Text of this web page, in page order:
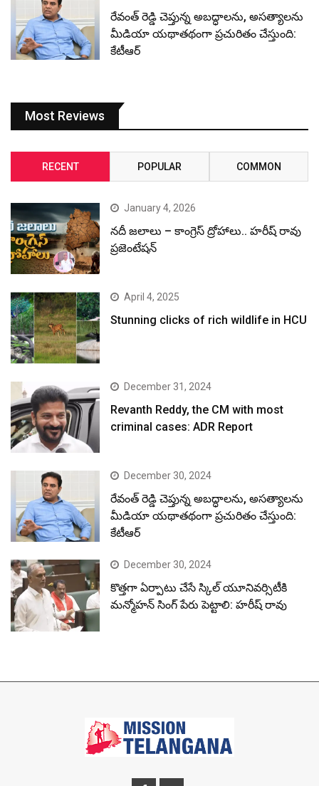
రేవంత్ రెడ్డి చెప్తున్న అబద్ధాలను, అసత్యాలను
మీడియా యథాతథంగా ప్రచురితం చేస్తుంది:
కేటీఆర్
Most Reviews
RECENT POPULAR COMMON
January 4, 2026
నదీ జలాలు – కాంగ్రెస్ ద్రోహాలు.. హరీష్ రావు
ప్రజెంటేషన్
April 4, 2025
Stunning clicks of rich wildlife in HCU
December 31, 2024
Revanth Reddy, the CM with most
criminal cases: ADR Report
December 30, 2024
రేవంత్ రెడ్డి చెప్తున్న అబద్ధాలను, అసత్యాలను
మీడియా యథాతథంగా ప్రచురితం చేస్తుంది:
కేటీఆర్
December 30, 2024
కొత్తగా ఏర్పాటు చేసే స్కిల్ యూనివర్సిటీకి
మన్మోహన్ సింగ్ పేరు పెట్టాలి: హరీష్ రావు